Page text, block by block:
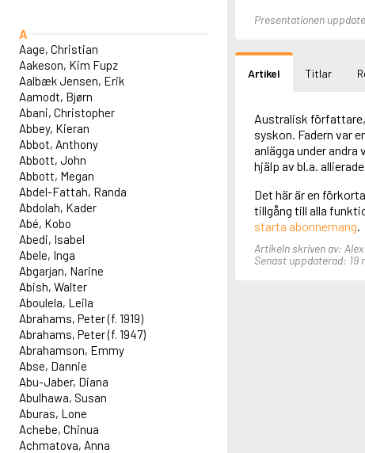
A
Aage, Christian
Aakeson, Kim Fupz
Aalbæk Jensen, Erik
Aamodt, Bjørn
Abani, Christopher
Abbey, Kieran
Abbot, Anthony
Abbott, John
Abbott, Megan
Abdel-Fattah, Randa
Abdolah, Kader
Abé, Kobo
Abedi, Isabel
Abele, Inga
Abgarjan, Narine
Abish, Walter
Aboulela, Leila
Abrahams, Peter (f. 1919)
Abrahams, Peter (f. 1947)
Abrahamson, Emmy
Abse, Dannie
Abu-Jaber, Diana
Abulhawa, Susan
Aburas, Lone
Achebe, Chinua
Achmatova, Anna
Presentationen
Artikel Titlar
Australisk
syskon. Fadern var
anlägga under
hjälp av bl.a.
Det här är en
tillgång till alla
starta abonnemang.
Artikeln skriven av:
Senast uppdaterad: 19